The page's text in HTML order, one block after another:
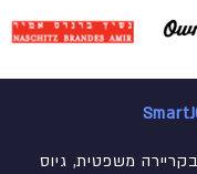
משפטית, גיוס